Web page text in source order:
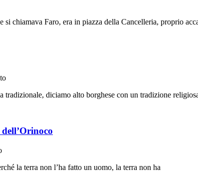
chiamava Faro, era in piazza della Cancelleria, proprio
diciamo alto borghese con un tradizione
la terra non l’ha fatto un uomo, la terra non ha